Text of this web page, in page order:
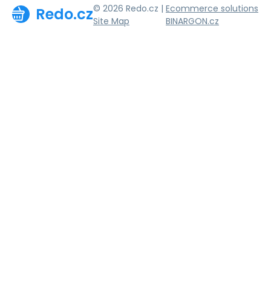
Redo.cz© 2026 Redo.cz |
Site Map
Ecommerce solutions
BINARGON.cz